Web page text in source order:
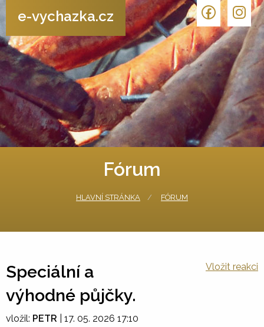
e-vychazka.cz
Fórum
HLAVNÍ STRÁNKA FÓRUM
Speciální a
výhodné půjčky.
Vložit reakci
vložil: PETR 17. 05. 2026 17:10